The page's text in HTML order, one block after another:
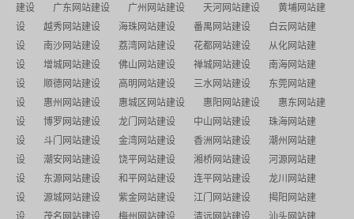
建设
广东网站建设 广州网站建设 天河网站建设
黄埔网站建
设
越秀网站建设 海珠网站建设 番禺网站建设
白云网站建
设
南沙网站建设 荔湾网站建设 花都网站建设
从化网站建
设
增城网站建设 佛山网站建设 禅城网站建设
南海网站建
设
顺德网站建设 高明网站建设 三水网站建设
东莞网站建
设
惠州网站建设 惠城区网站建设 惠阳网站建设
惠东网站建
设
博罗网站建设 龙门网站建设 中山网站建设
珠海网站建
设
斗门网站建设 金湾网站建设 香洲网站建设
潮州网站建
设
潮安网站建设 饶平网站建设 湘桥网站建设
河源网站建
设
东源网站建设 和平网站建设 连平网站建设
龙川网站建
设
源城网站建设 紫金网站建设 江门网站建设
揭阳网站建
设
茂名网站建设 梅州网站建设 清远网站建设 汕头网站建